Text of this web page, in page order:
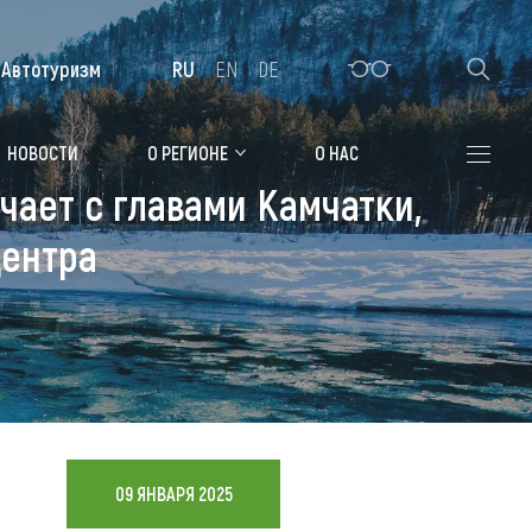
Алтайская зимовка
Где остановиться
Санатории
Гостиницы, отели
Коттеджи, базы
Сельские усадьбы
Мотели, придорожные отели
НОВОСТИ О РЕГИОНЕ О НАС
Автотуризм RU EN DE
с главами Камчатки,
09 ЯНВАРЯ 2025